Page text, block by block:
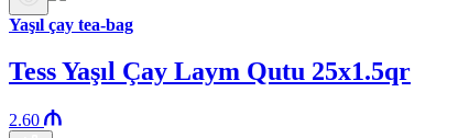
Yaşıl çay tea-bag
Tess Yaşıl Çay Laym Qutu 25x1.5qr
2.60